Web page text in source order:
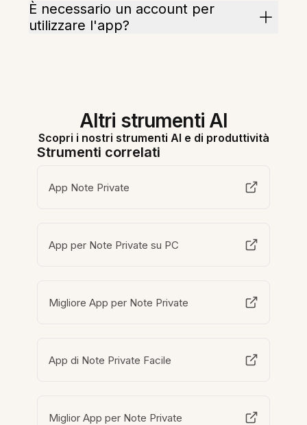
È necessario un account per
utilizzare l'app?
Altri strumenti AI
Scopri i nostri strumenti AI e di produttività
Strumenti correlati
App Note Private
App per Note Private su PC
Migliore App per Note Private
App di Note Private Facile
Miglior App per Note Private